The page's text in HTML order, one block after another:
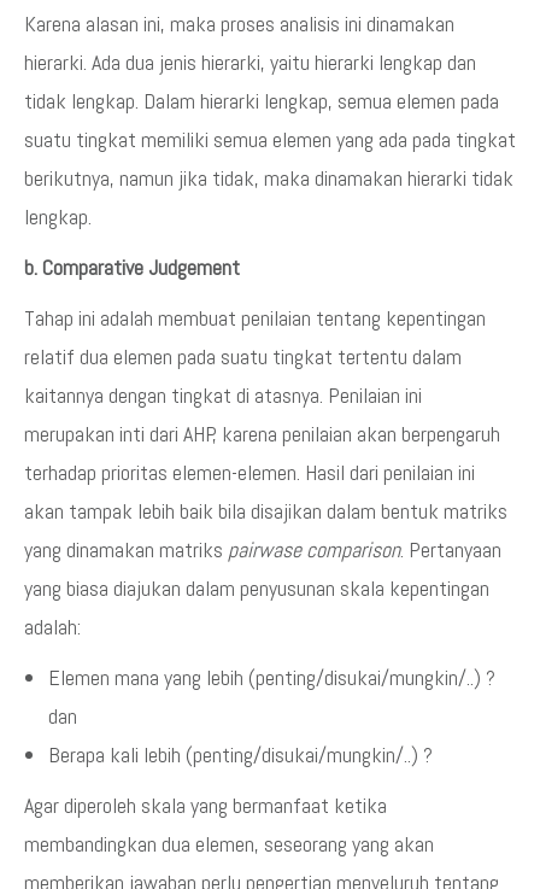
Karena alasan ini, maka proses analisis ini dinamakan
hierarki. Ada dua jenis hierarki, yaitu hierarki lengkap dan
tidak lengkap. Dalam hierarki lengkap, semua elemen pada
suatu tingkat memiliki semua elemen yang ada pada tingkat
berikutnya, namun jika tidak, maka dinamakan hierarki tidak
lengkap.
b. Comparative Judgement
Tahap ini adalah membuat penilaian tentang kepentingan
relatif dua elemen pada suatu tingkat tertentu dalam
kaitannya dengan tingkat di atasnya. Penilaian ini
merupakan inti dari AHP, karena penilaian akan berpengaruh
terhadap prioritas elemen-elemen. Hasil dari penilaian ini
akan tampak lebih baik bila disajikan dalam bentuk matriks
yang dinamakan matriks pairwase comparison. Pertanyaan
yang biasa diajukan dalam penyusunan skala kepentingan
adalah:
Elemen mana yang lebih (penting/disukai/mungkin/..) ?
dan
Berapa kali lebih (penting/disukai/mungkin/..) ?
Agar diperoleh skala yang bermanfaat ketika
membandingkan dua elemen, seseorang yang akan
memberikan jawaban perlu pengertian menyeluruh tentang